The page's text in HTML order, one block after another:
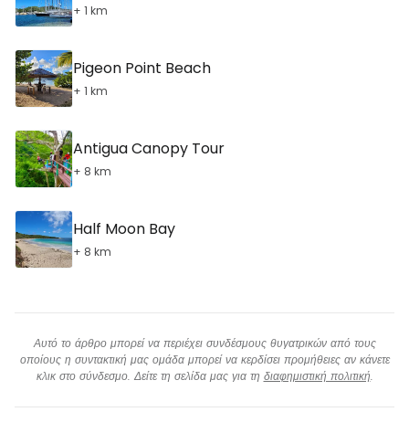
+ 1 km
Pigeon Point Beach
+ 1 km
Antigua Canopy Tour
+ 8 km
Half Moon Bay
+ 8 km
Αυτό το άρθρο μπορεί να περιέχει συνδέσμους θυγατρικών από τους
οποίους η συντακτική μας ομάδα μπορεί να κερδίσει προμήθειες αν κάνετε
κλικ στο σύνδεσμο. Δείτε τη σελίδα μας για τη διαφημιστική πολιτική.